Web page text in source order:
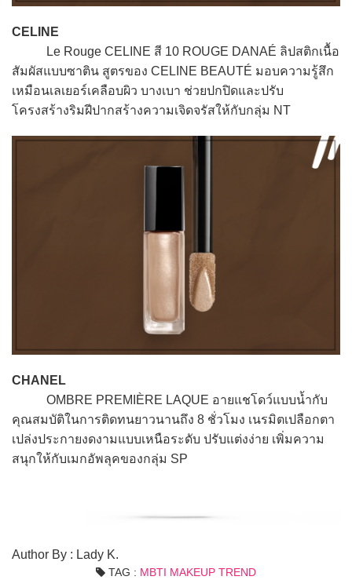
CELINE
Le Rouge CELINE สี 10 ROUGE DANAÉ ลิปสติกเนื้อ
สัมผัสแบบซาติน สูตรของ CELINE BEAUTÉ มอบความรู้สึก
เหมือนเลเยอร์เคลือบผิว บางเบา ช่วยปกปิดและปรับ
โครงสร้างริมฝีปากสร้างความเจิดจรัสให้กับกลุ่ม NT
CHANEL
OMBRE PREMIÈRE LAQUE อายแชโดว์แบบน้ำกับ
คุณสมบัติในการติดทนยาวนานถึง 8 ชั่วโมง เนรมิตเปลือกตา
เปล่งประกายงดงามแบบเหนือระดับ ปรับแต่งง่าย เพิ่มความ
สนุกให้กับเมกอัพลุคของกลุ่ม SP
Author By : Lady K.
TAG : MBTI MAKEUP TREND